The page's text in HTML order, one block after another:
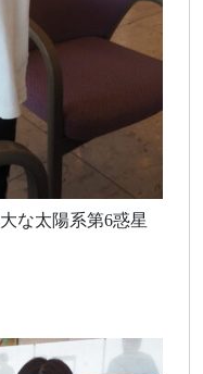
な太陽系第6惑星